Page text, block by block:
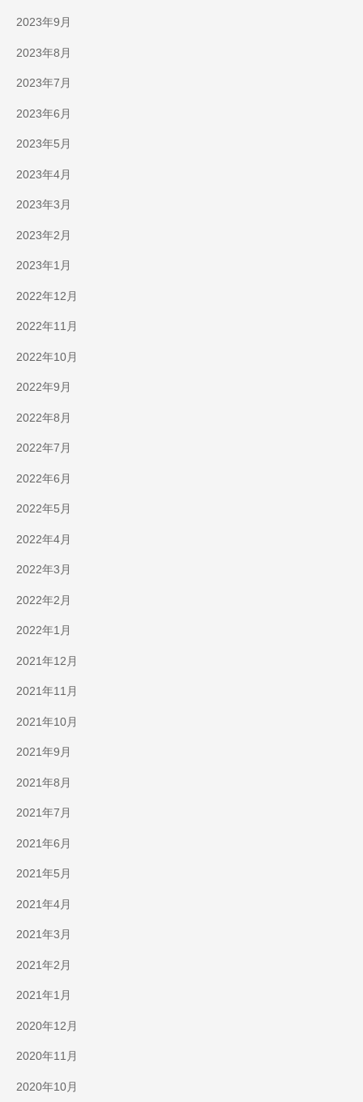
2023年9月
2023年8月
2023年7月
2023年6月
2023年5月
2023年4月
2023年3月
2023年2月
2023年1月
2022年12月
2022年11月
2022年10月
2022年9月
2022年8月
2022年7月
2022年6月
2022年5月
2022年4月
2022年3月
2022年2月
2022年1月
2021年12月
2021年11月
2021年10月
2021年9月
2021年8月
2021年7月
2021年6月
2021年5月
2021年4月
2021年3月
2021年2月
2021年1月
2020年12月
2020年11月
2020年10月